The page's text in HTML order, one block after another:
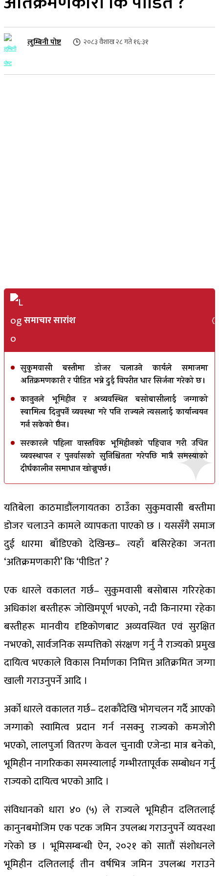
लुम्बिनी पोष्ट २०८३ वैशाख २८ गते १६:३१
समाचार सारांश
सुकुमवासी बस्तीमा डोजर चलाउने कार्यले समाजमा
अतिक्रमणकारी र पीडित भन्ने दुई विपरीत धार सिर्जना गरेको छ।
कानुनले भूमिहीन र अव्यवस्थित बसोबासीलाई जग्गाको
स्वामित्व दिनुपर्ने व्यवस्था गरे पनि राज्यले त्यसलाई कार्यान्वयन
गर्न सकेको छैन।
सरकारले पहिला वास्तविक भूमिहीनको पहिचान गरी उचित
व्यवस्थापन र पुनर्वासको सुनिश्चितता गरेपछि मात्रै समस्याको
दीर्घकालीन समाधान खोज्नुपर्छ।
यतिबेला काठमाडौंलगायतका ठाउँका सुकुमवासी बस्तीमा
डोजर चलाउने कामले व्यापकता पाएको छ । यससँगै समाज
दुई धारमा बाँडिएको देखिन्छ– त्यहाँ बसिरहेका जनता
‘अतिक्रमणकारी’ कि ‘पीडित’ ?
एक धारले वकालत गर्छ– सुकुमवासी बसोबास गरिरहेका
अधिकांश बस्तीहरू जोखिमपूर्ण भएको, नदी किनारमा रहेका
बस्तीहरू मानवीय दृष्टिकोणबाट अव्यवस्थित एवं सुरक्षित
नभएको, सार्वजनिक सम्पत्तिको संरक्षण गर्नु नै राज्यको प्रमुख
दायित्व भएकाले विकास निर्माणका निमित्त अतिक्रमित जग्गा
खाली गराउनुपर्ने आदि ।
अर्को धारले वकालत गर्छ– दशकौंदेखि भोगचलन गर्दै आएको
जग्गाको स्वामित्व प्रदान गर्न नसक्नु राज्यको कमजोरी
भएको, लालपुर्जा वितरण केवल चुनावी एजेन्डा मात्र बनेको,
भूमिहीन नागरिकका समस्यालाई गम्भीरतापूर्वक सम्बोधन गर्नु
राज्यको दायित्व भएको आदि ।
संविधानको धारा ४० (५) ले राज्यले भूमिहीन दलितलाई
कानुनबमोजिम एक पटक जमिन उपलब्ध गराउनुपर्ने व्यवस्था
गरेको छ । भूमिसम्बन्धी ऐन, २०२१ को सातौं संशोधनले
भूमिहीन दलितलाई तीन वर्षभित्र जमिन उपलब्ध गराउने